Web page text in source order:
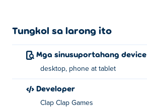
Tungkol sa larong ito
Mga sinusuportahang device
desktop, phone at tablet
Developer
Clap Clap Games